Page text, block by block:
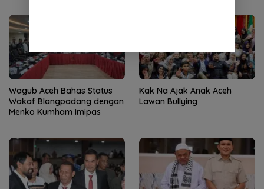
Wagub Aceh Bahas Status
Wakaf Blangpadang dengan
Menko Kumham Imipas
Kak Na Ajak Anak Aceh
Lawan Bullying